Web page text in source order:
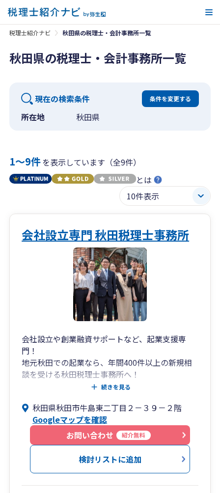
税理士紹介ナビ 秋田県の税理士・会計事務所一覧
秋田県の税理士・会計事務所一覧
現在の検索条件 条件を変更する
所在地 秋田県
1〜9件を表示しています（全9件）
とは
会社設立専門 秋田税理士事務所
会社設立や創業融資サポートなど、起業支援専
門！
地元秋田での起業なら、年間400件以上の新規相
談を受ける秋田税理士事務所へ！
税理士事務所。会社設立、創業融資（あきぎん、
北都銀行、秋田信用金庫、羽後信用金庫、日本政
策金融公庫などからの資金調達）サポート、通
帳・領収書丸投げでの決算・申告を代行！
いそがしい起業初期の手続きは私たちにお任せく
ださい。
続きを見る
秋田県秋田市牛島東二丁目２－３９－２階
Googleマップを確認
お問い合わせ
紹介無料
検討リストに追加